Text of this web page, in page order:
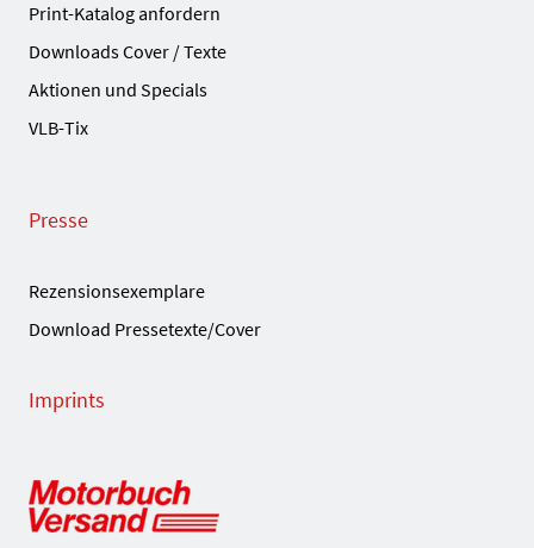
Print-Katalog anfordern
Downloads Cover / Texte
Aktionen und Specials
VLB-Tix
Presse
Rezensionsexemplare
Download Pressetexte/Cover
Imprints